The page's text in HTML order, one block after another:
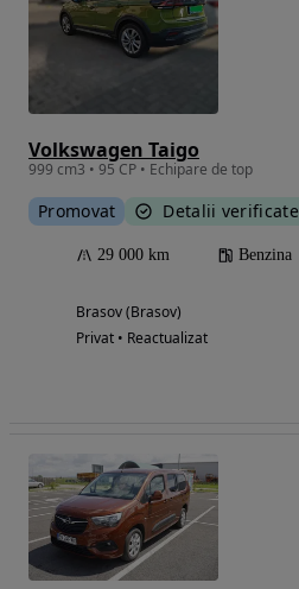
Volkswagen Taigo
999 cm3 • 95 CP • Echipare de top
Promovat Detalii verificate
29 000 km Benzina
Brasov (Brasov)
Privat • Reactualizat